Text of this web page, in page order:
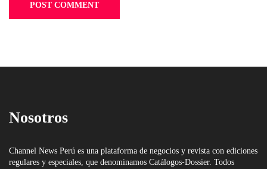
Nosotros
Channel News Perú es una plataforma de negocios y revista con ediciones
regulares y especiales, que denominamos Catálogos-Dossier. Todos